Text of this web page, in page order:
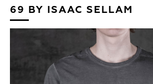
69 BY ISAAC SELLAM